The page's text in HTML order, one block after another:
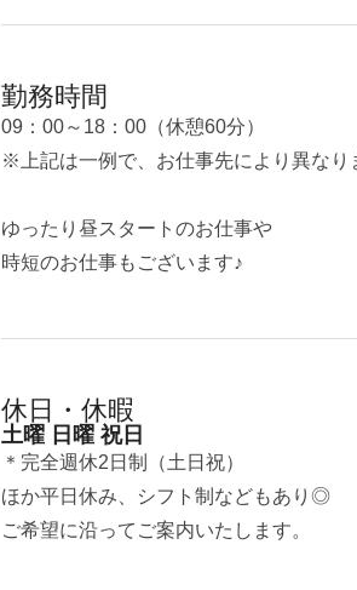
勤務時間
09：00～18：00（休憩60分）
※上記は一例で、お仕事先により異なり
ゆったり昼スタートのお仕事や
時短のお仕事もございます♪
休日・休暇
土曜 日曜 祝日
＊完全週休2日制（土日祝）
ほか平日休み、シフト制などもあり◎
ご希望に沿ってご案内いたします。